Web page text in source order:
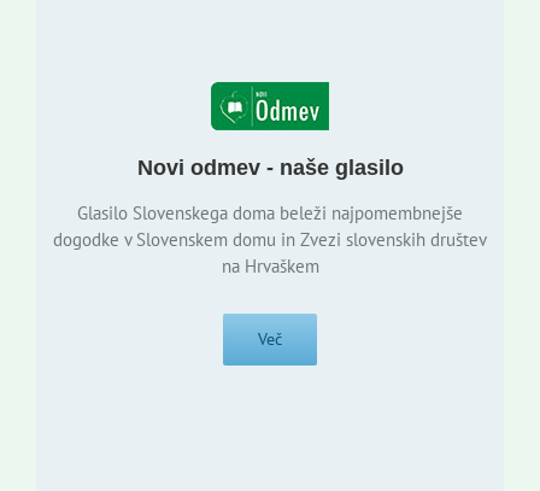
Novi odmev - naše glasilo
Glasilo Slovenskega doma beleži najpomembnejše
dogodke v Slovenskem domu in Zvezi slovenskih društev
na Hrvaškem
Več